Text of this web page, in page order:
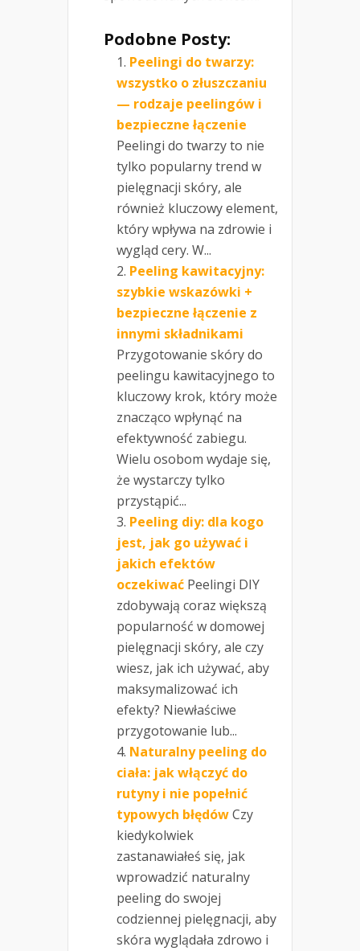
Podobne Posty:
Peelingi do twarzy:
wszystko o złuszczaniu
— rodzaje peelingów i
bezpieczne łączenie
Peelingi do twarzy to nie
tylko popularny trend w
pielęgnacji skóry, ale
również kluczowy element,
który wpływa na zdrowie i
wygląd cery. W...
Peeling kawitacyjny:
szybkie wskazówki +
bezpieczne łączenie z
innymi składnikami
Przygotowanie skóry do
peelingu kawitacyjnego to
kluczowy krok, który może
znacząco wpłynąć na
efektywność zabiegu.
Wielu osobom wydaje się,
że wystarczy tylko
przystąpić...
Peeling diy: dla kogo
jest, jak go używać i
jakich efektów
oczekiwać Peelingi DIY
zdobywają coraz większą
popularność w domowej
pielęgnacji skóry, ale czy
wiesz, jak ich używać, aby
maksymalizować ich
efekty? Niewłaściwe
przygotowanie lub...
Naturalny peeling do
ciała: jak włączyć do
rutyny i nie popełnić
typowych błędówCzy
kiedykolwiek
zastanawiałeś się, jak
wprowadzić naturalny
peeling do swojej
codziennej pielęgnacji, aby
skóra wyglądała zdrowo i